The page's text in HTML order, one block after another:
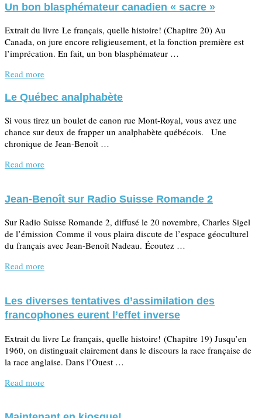
Un bon blasphémateur canadien « sacre »
Extrait du livre Le français, quelle histoire! (Chapitre 20) Au
Canada, on jure encore religieusement, et la fonction première est
l’imprécation. En fait, un bon blasphémateur …
Read more
Le Québec analphabète
Si vous tirez un boulet de canon rue Mont-Royal, vous avez une
chance sur deux de frapper un analphabète québécois. Une
chronique de Jean-Benoît …
Read more
Jean-Benoît sur Radio Suisse Romande 2
Sur Radio Suisse Romande 2, diffusé le 20 novembre, Charles Sigel
de l’émission Comme il vous plaira discute de l’espace géoculturel
du français avec Jean-Benoît Nadeau. Écoutez …
Read more
Les diverses tentatives d’assimilation des
francophones eurent l’effet inverse
Extrait du livre Le français, quelle histoire! (Chapitre 19) Jusqu’en
1960, on distinguait clairement dans le discours la race française de
la race anglaise. Dans l’Ouest …
Read more